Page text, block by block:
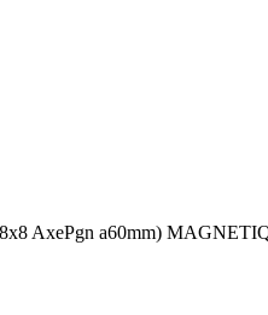
AxePgn a60mm)